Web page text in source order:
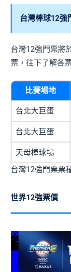
台灣棒球12強
台灣12強門票將
票，往下了解各
比賽場地
台北大巨蛋
台北大巨蛋
天母棒球場
台灣12強門票票
世界12強票價